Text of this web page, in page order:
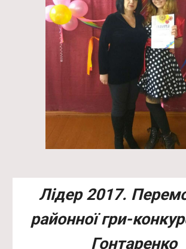
Лідер 2017.
районної гри-
Гонтаренко